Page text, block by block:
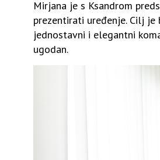
Mirjana je s Ksandrom
prezentirati uređenje. Cilj
jednostavni i elegantni
ugodan.